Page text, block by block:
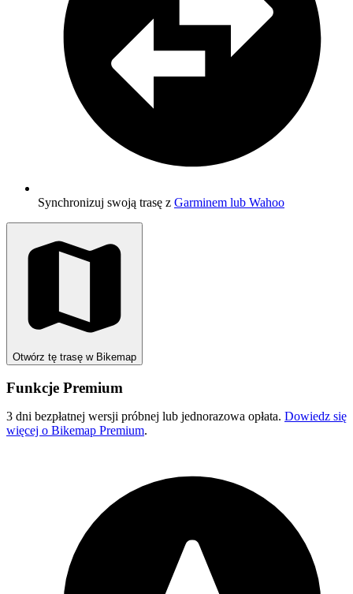
Synchronizuj swoją trasę z Garminem lub Wahoo
Otwórz tę trasę w Bikemap
Funkcje Premium
3 dni bezpłatnej wersji próbnej lub jednorazowa opłata. Dowiedz się
więcej o Bikemap Premium.